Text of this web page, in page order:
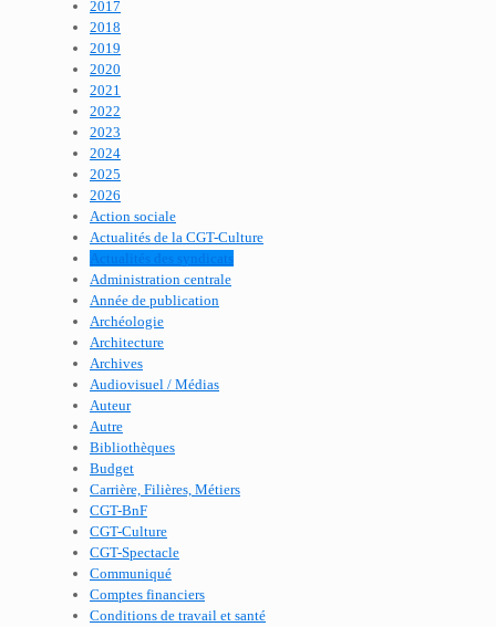
2017
2018
2019
2020
2021
2022
2023
2024
2025
2026
Action sociale
Actualités de la CGT-Culture
Actualités des syndicats
Administration centrale
Année de publication
Archéologie
Architecture
Archives
Audiovisuel / Médias
Auteur
Autre
Bibliothèques
Budget
Carrière, Filières, Métiers
CGT-BnF
CGT-Culture
CGT-Spectacle
Communiqué
Comptes financiers
Conditions de travail et santé